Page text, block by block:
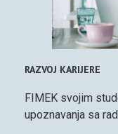
RAZVOJ KARIJERE
FIMEK svojim
upoznavanja sa